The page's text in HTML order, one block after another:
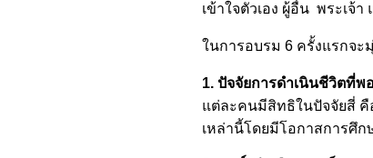
เข้าใจตัวเอง ผู้อื่น พระเจ้า
ในการอบรม 6 ครั้งแรกจะ
1. ปัจจัยการดำเนินชีวิตที่พ
แต่ละคนมีสิทธิในปัจจัยสี่ คื
เหล่านี้โดยมีโอกาสการศึก